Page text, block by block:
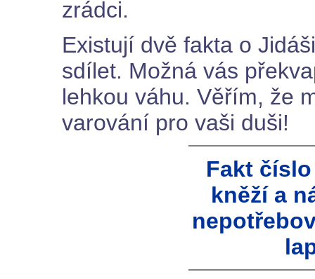
zrádci.
Existují dvě fakta o
sdílet. Možná vás
lehkou váhu. Věřím, že
varování pro vaši duši!
Fakt
kněží a